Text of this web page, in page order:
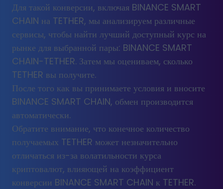
Для такой конверсии, включая BINANCE SMART
CHAIN на TETHER, мы анализируем различные
сервисы, чтобы найти лучший доступный курс на
рынке для выбранной пары: BINANCE SMART
CHAIN-TETHER. Затем мы оцениваем, сколько
TETHER вы получите.
После того как вы принимаете условия и вносите
BINANCE SMART CHAIN, обмен производится
автоматически.
Обратите внимание, что конечное количество
получаемых TETHER может незначительно
отличаться из-за волатильности курса
криптовалют, влияющей на коэффициент
конверсии BINANCE SMART CHAIN к TETHER.